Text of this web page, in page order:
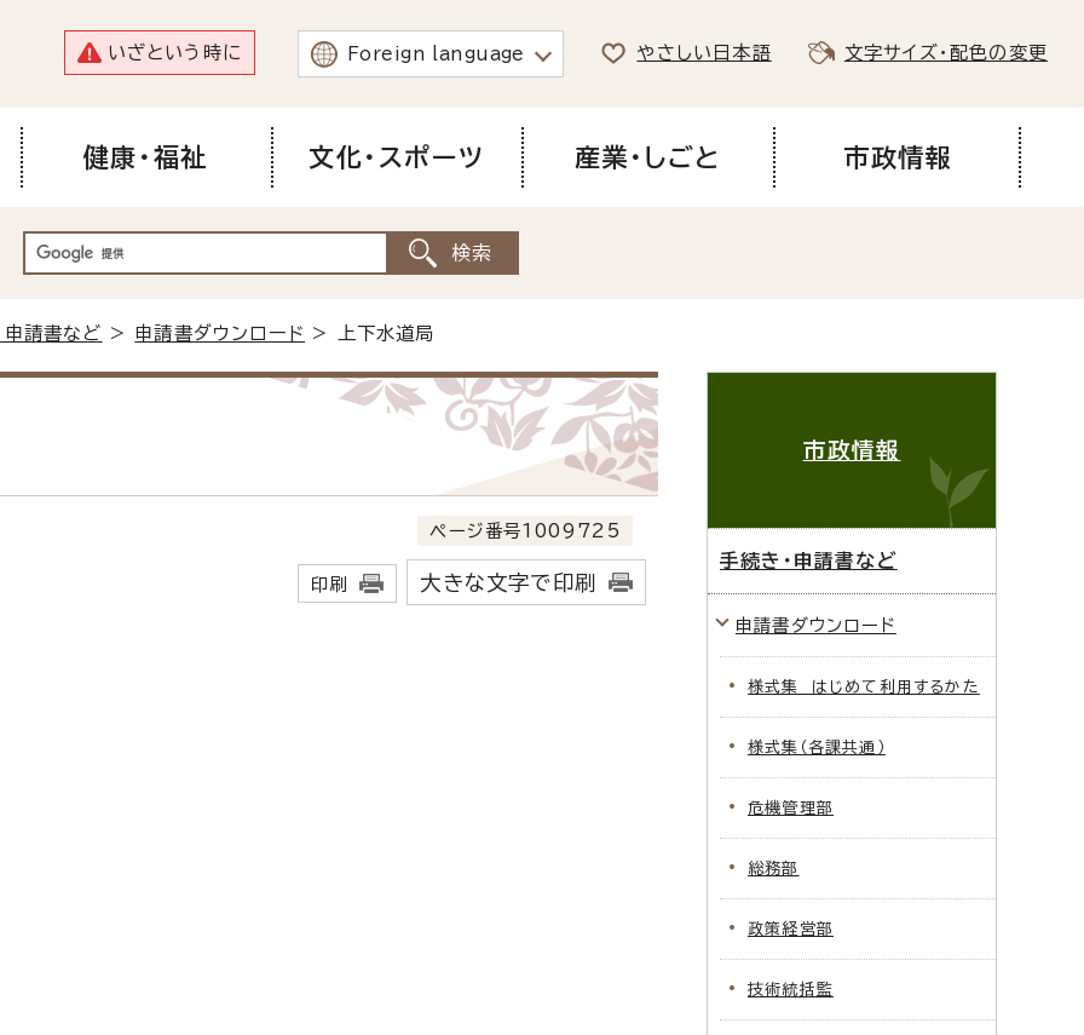
いざという時に Foreign language やさしい日本語 文字サイズ・配色の変更
健康・福祉 文化・スポーツ 産業・しごと 市政情報
申請書など > 申請書ダウンロード > 上下水道局
ページ番号1009725
印刷 大きな文字で印刷
市政情報
手続き・申請書など
申請書ダウンロード
様式集 はじめて利用するかた
様式集（各課共通）
危機管理部
総務部
政策経営部
技術統括監